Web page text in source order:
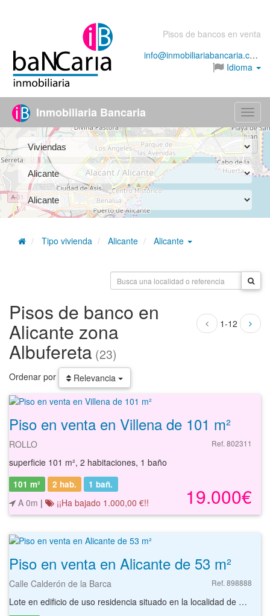
Pisos de bancos en venta
info@inmobiliariabancaria.com
Idioma
Menú
Inmobiliaria Bancaria
Tipo vivienda Alicante Alicante
1-12
Pisos de banco en
Alicante zona
Albufereta (23)
Ordenar por Relevancia
Piso en venta en Villena de 101 m²
ROLLO Ref. 802311
superficie 101 m², 2 habitaciones, 1 baño
19.000€
101 m² 2 hab. 1 bañ.
A 0m | ¡¡Ha bajado 1.000,00 €!!
Piso en venta en Alicante de 53 m²
Calle Calderón de la Barca Ref. 898888
Lote en edificio de uso residencia situado en la localidad de Alicante , provincia de Alicante. El lote está formado por una oficina de 53 m² en entreplanta, un local de 104 m² en planta baja y una plaza de aparcamiento en planta sótano. La oficina se sitúa en el núcleo de la población, teniendo buenos accesos por carretera. También ofrece conexión por transporte público al estar cerca de varias paradas de autobús, de tram y de la estación de tren. En la población podemos encontrar servicios como supermercados, restaurantes, instalaciones deportivas, centros educativos, oficinas bancarias, otros negocios comerciales, etc. Cerca del mercado central y de la plaza de toros. Por todo lo anterior, esta oficina supone una opción interesante para empresas que buscan emplazamiento para empezar su actividad. Podrá conocer las posibilidades reales de estas oficinas y valorar su inversión. Empiece ahora mismo pidiendo más información. Un responsable cercano a usted le atenderá personalmente. Las plazas de garaje tienen una superficie de 25 m2 registrales.